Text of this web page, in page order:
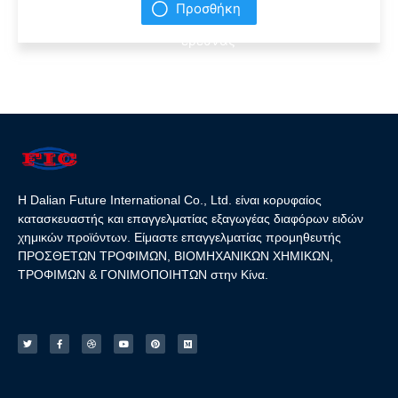
Προσθήκη
έρευνας
Η Dalian Future International Co., Ltd. είναι κορυφαίος
κατασκευαστής και επαγγελματίας εξαγωγέας διαφόρων ειδών
χημικών προϊόντων. Είμαστε επαγγελματίας προμηθευτής
ΠΡΟΣΘΕΤΩΝ ΤΡΟΦΙΜΩΝ, ΒΙΟΜΗΧΑΝΙΚΩΝ ΧΗΜΙΚΩΝ,
ΤΡΟΦΙΜΩΝ & ΓΟΝΙΜΟΠΟΙΗΤΩΝ στην Κίνα.